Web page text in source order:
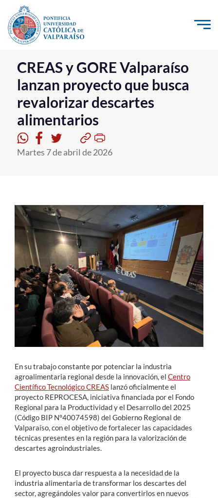
Click acá para ir directamente al contenido
La Universidad
Investigación, Creación e Innovación
PUCV Internacional
Vinculación con el Medio
Admisión
Formación Continua
Estudiantes
Académicos
Funcionarios
Alumni
CREAS y GORE Valparaíso
lanzan proyecto que busca
revalorizar descartes
alimentarios
Martes 7 de abril de 2026
En su trabajo constante por potenciar la industria
agroalimentaria regional desde la innovación, el Centro
Científico Tecnológico CREAS lanzó oficialmente el
proyecto REPROCESA, iniciativa financiada por el Fondo
Regional para la Productividad y el Desarrollo del 2025
(Código BIP N°40074598) del Gobierno Regional de
Valparaíso, con el objetivo de fortalecer las capacidades
técnicas presentes en la región para la valorización de
descartes agroindustriales.
El proyecto busca dar respuesta a la necesidad de la
industria alimentaria de transformar los descartes del
sector, agregándoles valor para convertirlos en nuevos